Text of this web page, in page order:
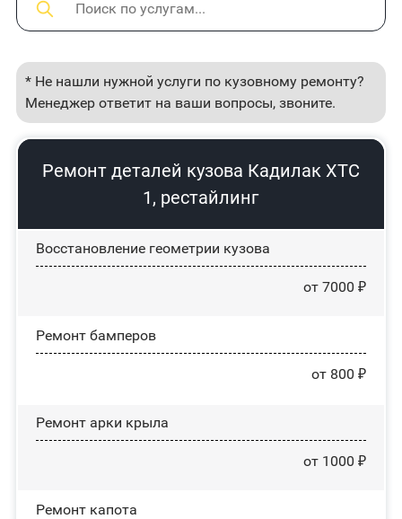
* Не нашли нужной услуги по кузовному ремонту?
Менеджер ответит на ваши вопросы, звоните.
Ремонт деталей кузова Кадилак ХТС
1, рестайлинг
Восстановление геометрии кузова
от 7000 ₽
Ремонт бамперов
от 800 ₽
Ремонт арки крыла
от 1000 ₽
Ремонт капота